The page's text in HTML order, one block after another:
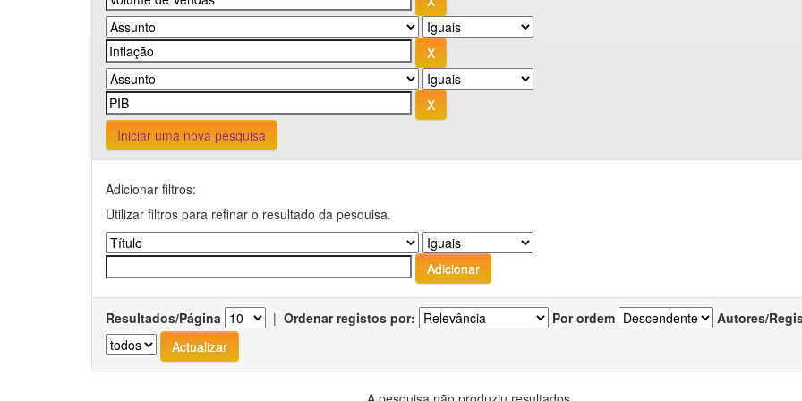
Iniciar uma nova pesquisa
Adicionar filtros:
Utilizar filtros para refinar o resultado da pesquisa.
Resultados/Página | Ordenar registos por: Por ordem Autores/